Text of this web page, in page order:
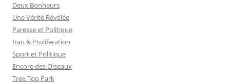
Deux Bonheurs
Une Vérité Révélée
Paresse et Politique
Iran & Proliferation
Sport et Politique
Encore des Oiseaux
Tree Top Park